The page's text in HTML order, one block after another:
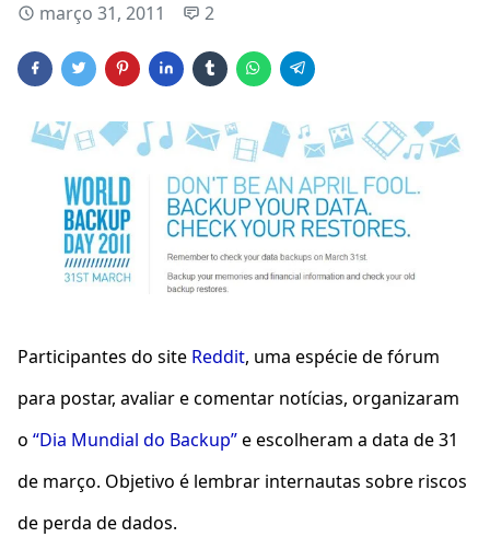
março 31, 2011 2
Participantes do site Reddit, uma espécie de fórum
para postar, avaliar e comentar notícias, organizaram
o “Dia Mundial do Backup”e escolheram a data de 31
de março. Objetivo é lembrar internautas sobre riscos
de perda de dados.